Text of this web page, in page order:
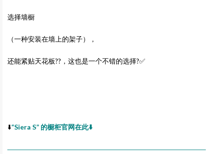
选择墙橱
（一种安装在墙上的架子），
还能紧贴天花板??，这也是一个不错的选择?✅
⬇️“Siera S” 的橱柜官网在此⬇️
―――――――――――――――――――――――――――――